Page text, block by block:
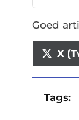
Goed
X
Tags: